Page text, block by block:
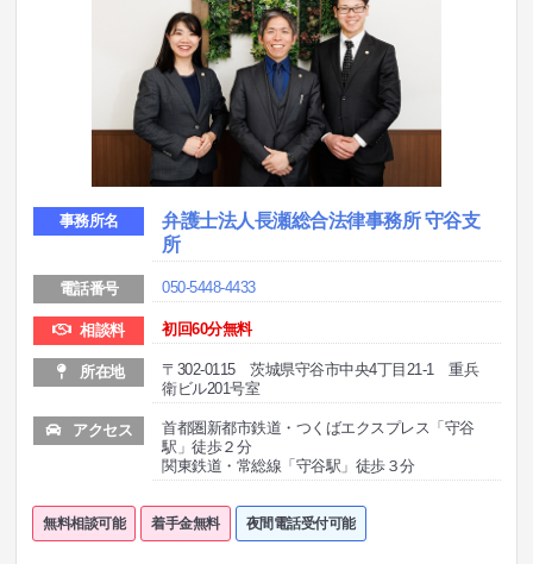
事務所名
弁護士法人長瀬総合法律事務所 守谷支
所
電話番号 050-5448-4433
相談料 初回60分無料
所在地
〒302-0115 茨城県守谷市中央4丁目21-1 重兵
衛ビル201号室
アクセス
首都圏新都市鉄道・つくばエクスプレス「守谷
駅」徒歩２分
関東鉄道・常総線「守谷駅」徒歩３分
無料相談可能 着手金無料 夜間電話受付可能